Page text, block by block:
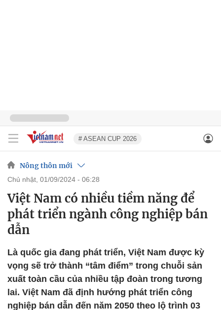
# ASEAN CUP 2026
Nông thôn mới
chủ nhật, 01/09/2024 - 06:28
Việt Nam có nhiều tiềm năng để
phát triển ngành công nghiệp bán
dẫn
Là quốc gia đang phát triển, Việt Nam được kỳ
vọng sẽ trở thành “tâm điểm” trong chuỗi sản
xuất toàn cầu của nhiều tập đoàn trong tương
lai. Việt Nam đã định hướng phát triển công
nghiệp bán dẫn đến năm 2050 theo lộ trình 03